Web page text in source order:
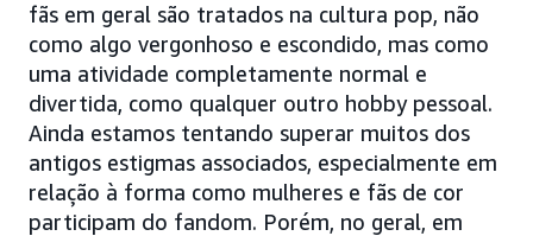
fãs em geral são tratados na cultura pop, não
como algo vergonhoso e escondido, mas como
uma atividade completamente normal e
divertida, como qualquer outro hobby pessoal.
Ainda estamos tentando superar muitos dos
antigos estigmas associados, especialmente em
relação à forma como mulheres e fãs de cor
participam do fandom. Porém, no geral, em